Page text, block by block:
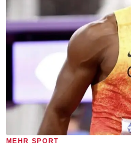
MEHR SPORT